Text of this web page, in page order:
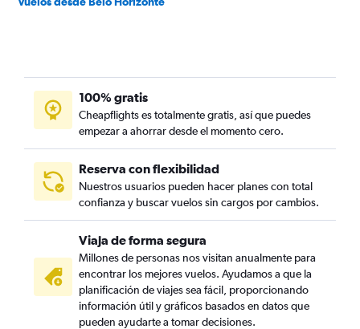
100% gratis
Cheapflights es totalmente gratis, así que puedes
empezar a ahorrar desde el momento cero.
Reserva con flexibilidad
Nuestros usuarios pueden hacer planes con total
confianza y buscar vuelos sin cargos por cambios.
Viaja de forma segura
Millones de personas nos visitan anualmente para
encontrar los mejores vuelos. Ayudamos a que la
planificación de viajes sea fácil, proporcionando
información útil y gráficos basados en datos que
pueden ayudarte a tomar decisiones.